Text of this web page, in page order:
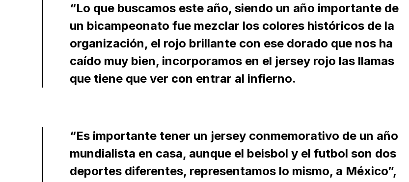
“Lo que buscamos este año, siendo un año importante de
un bicampeonato fue mezclar los colores históricos de la
organización, el rojo brillante con ese dorado que nos ha
caído muy bien, incorporamos en el jersey rojo las llamas
que tiene que ver con entrar al infierno.
“Es importante tener un jersey conmemorativo de un año
mundialista en casa, aunque el beisbol y el futbol son dos
deportes diferentes, representamos lo mismo, a México”,